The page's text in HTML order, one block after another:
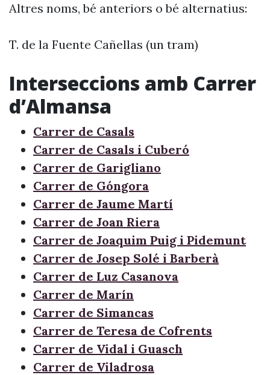
Altres noms, bé anteriors o bé alternatius:
T. de la Fuente Cañellas (un tram)
Interseccions amb Carrer
d’Almansa
Carrer de Casals
Carrer de Casals i Cuberó
Carrer de Garigliano
Carrer de Góngora
Carrer de Jaume Martí
Carrer de Joan Riera
Carrer de Joaquim Puig i Pidemunt
Carrer de Josep Solé i Barberà
Carrer de Luz Casanova
Carrer de Marín
Carrer de Simancas
Carrer de Teresa de Cofrents
Carrer de Vidal i Guasch
Carrer de Viladrosa